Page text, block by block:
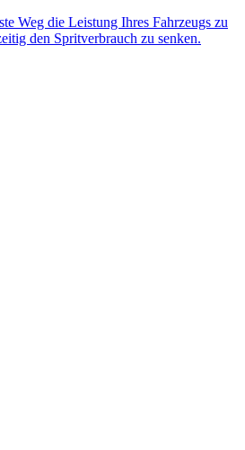
Weg die Leistung Ihres Fahrzeugs zu
den Spritverbrauch zu senken.